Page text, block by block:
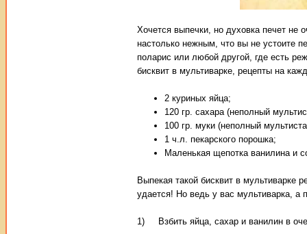
Хочется выпечки, но духовка печет не
настолько нежным, что вы не устоите
поларис или любой другой, где есть
бисквит в мультиварке, рецепты на
2 куриных яйца;
120 гр. сахара (неполный
100 гр. муки (неполный
1 ч.л. пекарского порошка;
Маленькая щепотка ванилина и
Выпекая такой бисквит в мультиварке
удается! Но ведь у вас мультиварка, а
1) Взбить яйца, сахар и ванилин в